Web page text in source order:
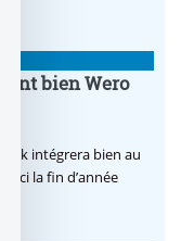
bien Wero
intégrera bien au
la fin d’année